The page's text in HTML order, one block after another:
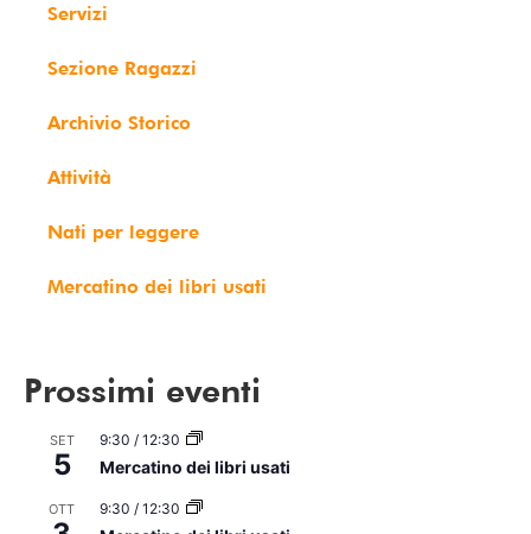
Servizi
Sezione Ragazzi
Archivio Storico
Attività
Nati per leggere
Mercatino dei libri usati
Prossimi eventi
SET
5
9:30 / 12:30
Mercatino dei libri usati
OTT 9:30 / 12:30